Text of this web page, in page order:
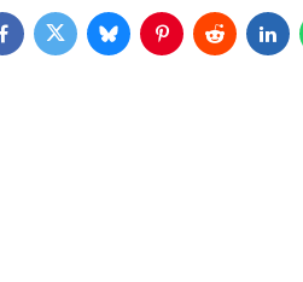
Facebook
TwitterBlueskyPinterestReddit